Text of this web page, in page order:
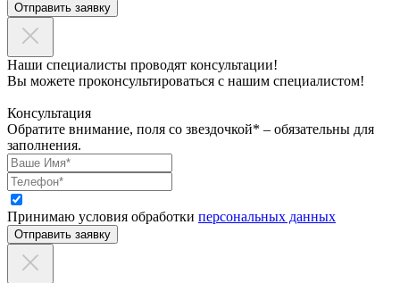
Отправить заявку
Наши специалисты проводят консультации!
Вы можете проконсультироваться с нашим специалистом!
Консультация
Обратите внимание, поля со звездочкой* – обязательны для
заполнения.
Принимаю условия обработки персональных данных
Отправить заявку